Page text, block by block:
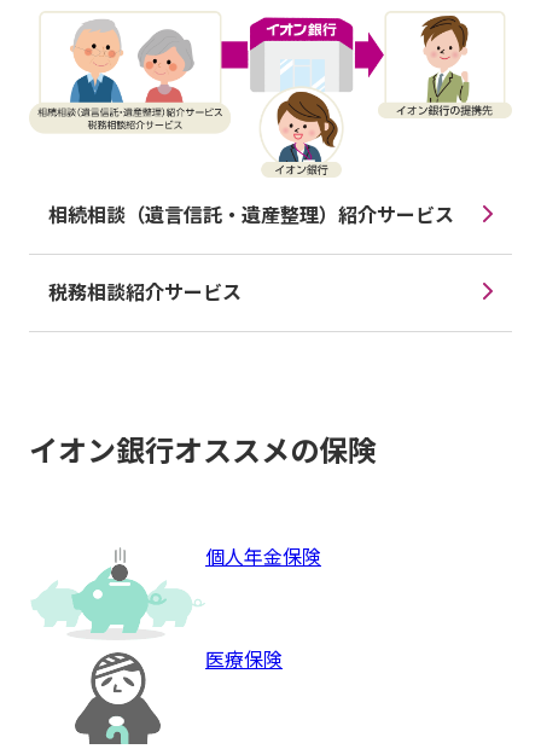
相続相談（遺言信託・遺産整理）紹介サービス
税務相談紹介サービス
イオン銀行オススメの保険
個人年金保険
医療保険